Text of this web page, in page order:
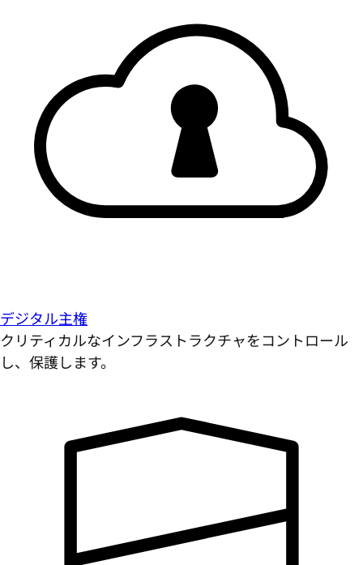
デジタル主権
クリティカルなインフラストラクチャをコントロール
し、保護します。